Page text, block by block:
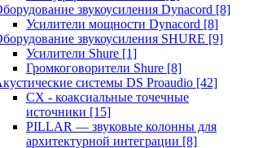
звукоусиления Dynacord [8]
Усилители мощности Dynacord [8]
звукоусиления SHURE [9]
Усилители Shure [1]
Громкоговорители Shure [8]
системы DS Proaudio [42]
CX - коаксиальные точечные
источники [15]
PILLAR — звуковые колонны для
архитектурной интеграции [8]